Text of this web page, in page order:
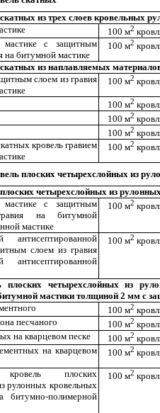
из трех слоев кровельных
100 м2
с защитным
на битумной мастике
100 м2
из наплавляемых
слоем из гравия
100 м2
100 м2
100 м2
100 м2
кровель гравием
100 м2
плоских четырехслойных из
четырехслойных из
с защитным
на битумной
мастике
100 м2
слоем из гравия
100 м2
плоских четырехслойных из
мастики толщиной 2 мм с
100 м2
песчаного 100 м2
на кварцевом песке 100 м2
на кварцевом
100 м2
кровель плоских
рулонных кровельных
битумно-полимерной
100 м2